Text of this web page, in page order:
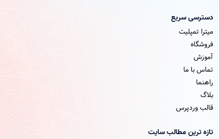
دسترسی سریع
میترا تمپلیت
فروشگاه
آموزش
تماس با ما
راهنما
بلاگ
قالب وردپرس
تازه ترین مطالب سایت